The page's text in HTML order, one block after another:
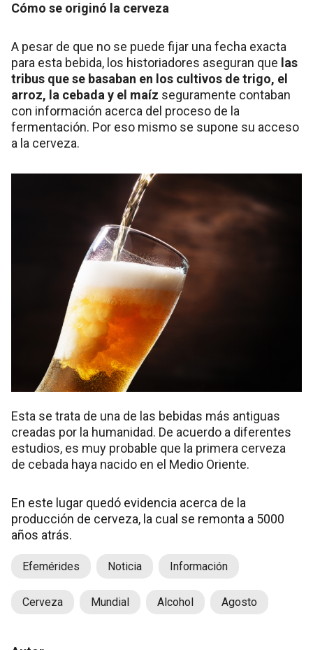
Cómo se originó la cerveza
A pesar de que no se puede fijar una fecha exacta
para esta bebida, los historiadores aseguran que las
tribus que se basaban en los cultivos de trigo, el
arroz, la cebada y el maíz seguramente contaban
con información acerca del proceso de la
fermentación. Por eso mismo se supone su acceso
a la cerveza.
Esta se trata de una de las bebidas más antiguas
creadas por la humanidad. De acuerdo a diferentes
estudios, es muy probable que la primera cerveza
de cebada haya nacido en el Medio Oriente.
En este lugar quedó evidencia acerca de la
producción de cerveza, la cual se remonta a 5000
años atrás.
Efemérides Noticia Información
Cerveza Mundial Alcohol Agosto